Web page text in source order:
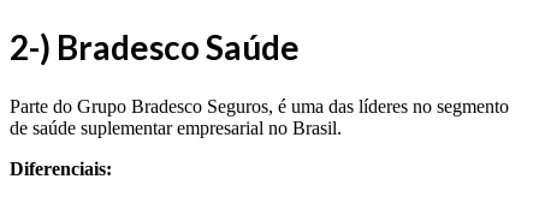
2-) Bradesco Saúde
Parte do Grupo Bradesco Seguros, é uma das líderes no segmento
de saúde suplementar empresarial no Brasil.
Diferenciais: